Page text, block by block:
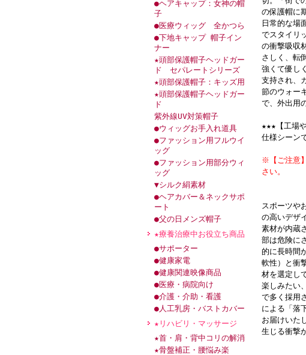
●ヘアキャップ：女神の帽
子
●医療ウィッグ 全かつら
●下地キャップ 帽子イン
ナー
★頭部保護帽子ヘッドガー
ド セパレートシリーズ
★頭部保護帽子：キッズ用
★頭部保護帽子ヘッドガー
ド
紫外線UV対策帽子
●ウィッグお手入れ道具
●ファッション用フルウイ
ッグ
●ファッション用部分ウィ
ッグ
▼シルク絹素材
●ヘアカバー＆ネックサポ
ート
●父の日メンズ帽子
★療養治療中お役立ち商品
●サポーター
●健康家電
●健康関連映像商品
●医療・病院向け
●介護・介助・看護
●人工乳房・バストカバー
★リハビリ・マッサージ
★首・肩・背中コリの解消
★骨盤補正・腰悩み楽
の保護帽に
日常的な場
でスタイリ
の衝撃吸収
さしく、転
強くて優し
支持され、
節のウォー
で、外出用
★★★【工場
仕様シーン
※【ご注意
さい。
スポーツや
の高いデザ
素材が内蔵
部は危険に
的に長時間
軟性）と衝
材を選定し
楽しみたい
で多く採用
による「落
お届けいた
生じる衝撃